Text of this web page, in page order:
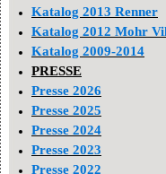
Katalog 2013 Renner
Katalog 2012 Mohr
Katalog 2009-2014
PRESSE
Presse 2026
Presse 2025
Presse 2024
Presse 2023
Presse 2022